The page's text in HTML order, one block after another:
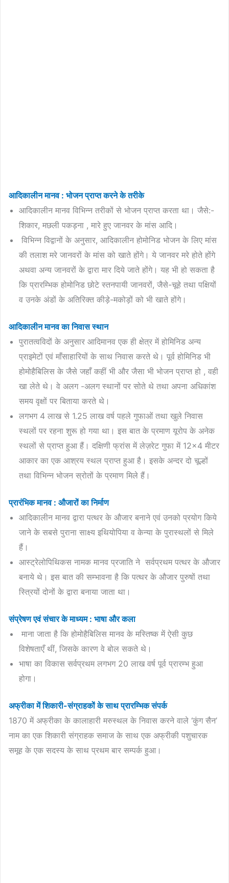
आदिकालीन मानव : भोजन प्राप्त करने के तरीके
आदिकालीन मानव विभिन्न तरीकों से भोजन प्राप्त करता था। जैसे:-
शिकार, मछली पकड़ना , मारे हुए जानवर के मांस आदि।
विभिन्न विद्वानों के अनुसार, आदिकालीन होमोनिड भोजन के लिए मांस
की तलाश मरे जानवरों के मांस को खाते होंगे। ये जानवर मरे होते होंगे
अथवा अन्य जानवरों के द्वारा मार दिये जाते होंगे। यह भी हो सकता है
कि प्रारम्भिक होमोनिड छोटे स्तनपायी जानवरों, जैसे-चूहे तथा पक्षियों
व उनके अंडों के अतिरिक्त कीड़े-मकोड़ों को भी खाते होंगे।
आदिकालीन मानव का निवास स्थान
पुरातत्वविदों के अनुसार आदिमानव एक ही क्षेत्र में होमिनिड अन्य
प्राइमेटों एवं माँसाहारियों के साथ निवास करते थे। पूर्व होमिनिड भी
होमोहैबिलिस के जैसे जहाँ कहीं भी और जैसा भी भोजन प्राप्त हो , वही
खा लेते थे। वे अलग -अलग स्थानों पर सोते थे तथा अपना अधिकांश
समय वृक्षों पर बिताया करते थे।
लगभग 4 लाख से 1.25 लाख वर्ष पहले गुफाओं तथा खुले निवास
स्थलों पर रहना शुरू हो गया था। इस बात के प्रमाण यूरोप के अनेक
स्थलों से प्राप्त हुआ हैं। दक्षिणी फ्रांस में लेज़रेट गुफा में 12×4 मीटर
आकार का एक आश्रय स्थल प्राप्त हुआ है। इसके अन्दर दो चूल्हों
तथा विभिन्न भोजन स्रोतों के प्रमाण मिले हैं।
प्रारंभिक मानव : औजारों का निर्माण
आदिकालीन मानव द्वारा पत्थर के औजार बनाने एवं उनको प्रयोग किये
जाने के सबसे पुराना साक्ष्य इथियोपिया व केन्या के पुरास्थलों से मिले
हैं।
आस्ट्रेलोपिथिकस नामक मानव प्रजाति ने सर्वप्रथम पत्थर के औजार
बनाये थे। इस बात की सम्भावना है कि पत्थर के औजार पुरुषों तथा
स्त्रियों दोनों के द्वारा बनाया जाता था।
संप्रेषण एवं संचार के माध्यम : भाषा और कला
माना जाता है कि होमोहैबिलिस मानव के मस्तिष्क में ऐसी कुछ
विशेषताएँ थीं, जिसके कारण वे बोल सकते थे।
भाषा का विकास सर्वप्रथम लगभग 20 लाख वर्ष पूर्व प्रारम्भ हुआ
होगा।
अफ्रीका में शिकारी-संग्राहकों के साथ प्रारम्भिक संपर्क
1870 में अफ्रीका के कालाहारी मरुस्थल के निवास करने वाले ‘कुंग सैन’
नाम का एक शिकारी संग्राहक समाज के साथ एक अफ्रीकी पशुचारक
समूह के एक सदस्य के साथ प्रथम बार सम्पर्क हुआ।